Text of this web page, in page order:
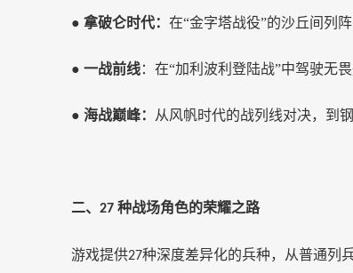
● 拿破仑时代： 在“金字塔战役”的沙丘间列
● 一战前线：在“加利波利登陆战”中驾驶无
● 海战巅峰： 从风帆时代的战列线对决，到
二、 27 种战场角色的荣耀之路
游戏提供27种深度差异化的兵种，从普通列